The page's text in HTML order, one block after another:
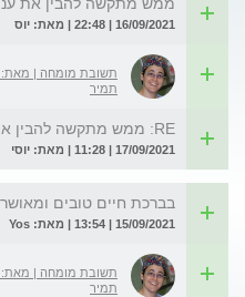
16/09/2021 | 22:48 | מאת: יוס
תשובת מומחה | מאת:
תמיר
RE: ממש מתקשה להבין את עניין ההתמרה!
17/09/2021 | 11:28 | מאת: יוסי
בברכת חיים טובים
15/09/2021 | 13:54 | מאת: Yos
תשובת מומחה | מאת:
תמיר